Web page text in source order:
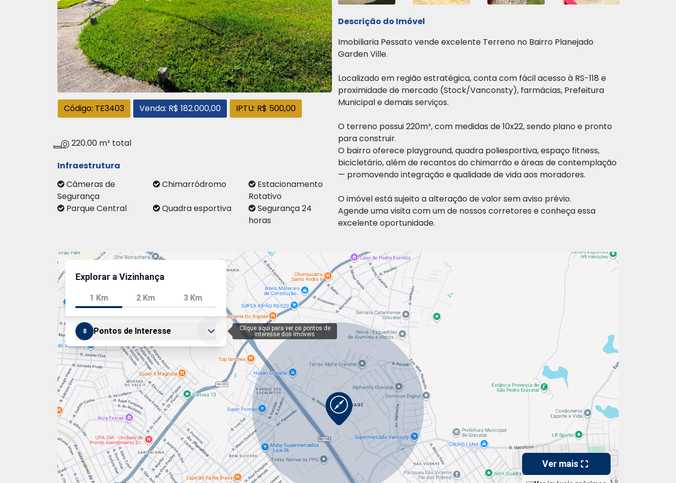
Código: TE3403 Venda: R$ 182.000,00 IPTU: R$ 500,00
220.00 m² total
Infraestrutura
Câmeras de
Segurança
Chimarródromo
Estacionamento
Rotativo
Parque Central
Quadra esportiva
Segurança 24
horas
Descrição do Imóvel
Imobiliaria Pessato vende excelente Terreno no Bairro Planejado
Garden Ville.
Localizado em região estratégica, conta com fácil acesso à RS-118 e
proximidade de mercado (Stock/Vanconsty), farmácias, Prefeitura
Municipal e demais serviços.
O terreno possui 220m², com medidas de 10x22, sendo plano e pronto
para construir.
O bairro oferece playground, quadra poliesportiva, espaço fitness,
bicicletário, além de recantos do chimarrão e áreas de contemplação
— promovendo integração e qualidade de vida aos moradores.
O imóvel está sujeito a alteração de valor sem aviso prévio.
Agende uma visita com um de nossos corretores e conheça essa
excelente oportunidade.